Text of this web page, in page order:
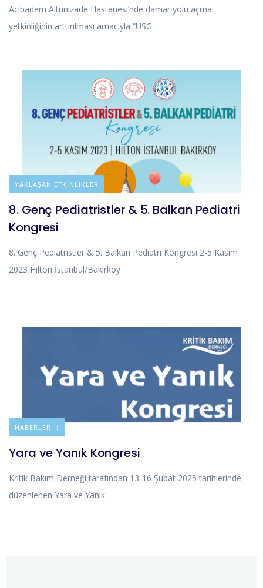
Acıbadem Altunizade Hastanesi’nde damar yolu açma
yetkinliğinin arttırılması amacıyla “USG
DUYURULAR
YAKLAŞAN ETKINLIKLER
8. Genç Pediatristler & 5. Balkan Pediatri
Kongresi
8. Genç Pediatristler & 5. Balkan Pediatri Kongresi 2-5 Kasım
2023 Hilton İstanbul/Bakırköy
DUYURULAR
HABERLER
Yara ve Yanık Kongresi
Kritik Bakım Derneği tarafından 13-16 Şubat 2025 tarihlerinde
düzenlenen Yara ve Yanık